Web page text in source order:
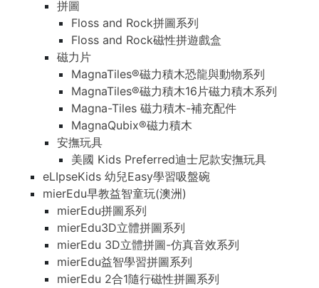
拼圖
Floss and Rock拼圖系列
Floss and Rock磁性拼遊戲盒
磁力片
MagnaTiles®磁力積木恐龍與動物系列
MagnaTiles®磁力積木16片磁力積木系列
Magna-Tiles 磁力積木-補充配件
MagnaQubix®磁力積木
安撫玩具
美國 Kids Preferred迪士尼款安撫玩具
eLIpseKids 幼兒Easy學習吸盤碗
mierEdu早教益智童玩(澳洲)
mierEdu拼圖系列
mierEdu3D立體拼圖系列
mierEdu 3D立體拼圖-仿真音效系列
mierEdu益智學習拼圖系列
mierEdu 2合1隨行磁性拼圖系列